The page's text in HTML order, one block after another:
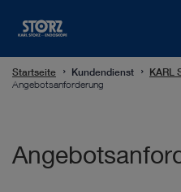
Startseite Kundendienst
KARL
Angebotsanforderung